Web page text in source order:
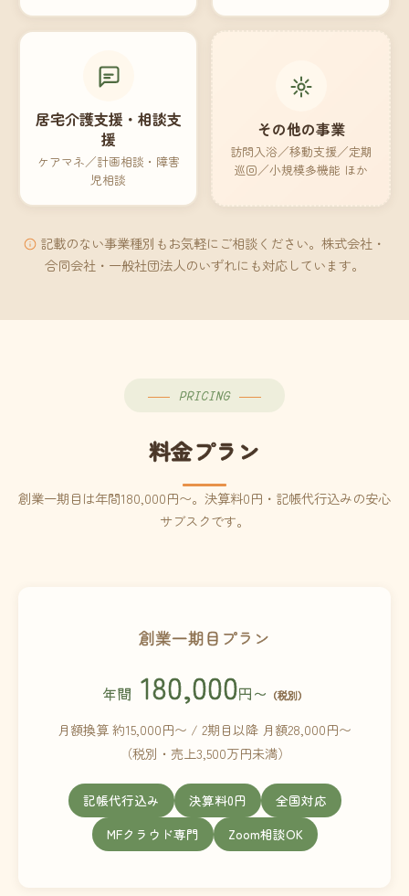
居宅介護支援・相談支
援
ケアマネ／計画相談・障害
児相談
その他の事業
訪問入浴／移動支援／定期
巡回／小規模多機能 ほか
記載のない事業種別もお気軽にご相談ください。株式会社・
合同会社・一般社団法人のいずれにも対応しています。
PRICING
料金プラン
創業一期目は年間180,000円〜。決算料0円・記帳代行込みの安心
サブスクです。
創業一期目プラン
年間 180,000円〜 （税別）
月額換算 約15,000円〜 / 2期目以降 月額28,000円〜
（税別・売上3,500万円未満）
記帳代行込み 決算料0円
全国対応
MFクラウド専門
Zoom相談OK